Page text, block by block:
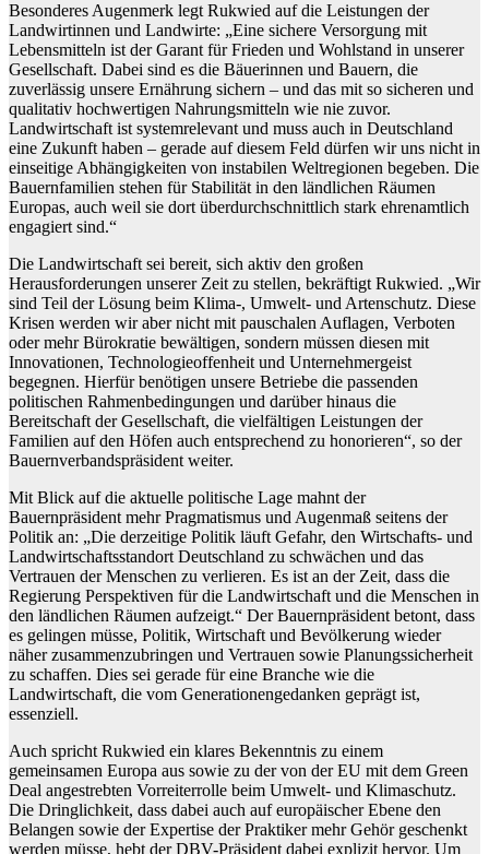
Besonderes Augenmerk legt Rukwied auf die Leistungen der
Landwirtinnen und Landwirte: „Eine sichere Versorgung mit
Lebensmitteln ist der Garant für Frieden und Wohlstand in unserer
Gesellschaft. Dabei sind es die Bäuerinnen und Bauern, die
zuverlässig unsere Ernährung sichern – und das mit so sicheren und
qualitativ hochwertigen Nahrungsmitteln wie nie zuvor.
Landwirtschaft ist systemrelevant und muss auch in Deutschland
eine Zukunft haben – gerade auf diesem Feld dürfen wir uns nicht in
einseitige Abhängigkeiten von instabilen Weltregionen begeben. Die
Bauernfamilien stehen für Stabilität in den ländlichen Räumen
Europas, auch weil sie dort überdurchschnittlich stark ehrenamtlich
engagiert sind.“
Die Landwirtschaft sei bereit, sich aktiv den großen
Herausforderungen unserer Zeit zu stellen, bekräftigt Rukwied. „Wir
sind Teil der Lösung beim Klima-, Umwelt- und Artenschutz. Diese
Krisen werden wir aber nicht mit pauschalen Auflagen, Verboten
oder mehr Bürokratie bewältigen, sondern müssen diesen mit
Innovationen, Technologieoffenheit und Unternehmergeist
begegnen. Hierfür benötigen unsere Betriebe die passenden
politischen Rahmenbedingungen und darüber hinaus die
Bereitschaft der Gesellschaft, die vielfältigen Leistungen der
Familien auf den Höfen auch entsprechend zu honorieren“, so der
Bauernverbandspräsident weiter.
Mit Blick auf die aktuelle politische Lage mahnt der
Bauernpräsident mehr Pragmatismus und Augenmaß seitens der
Politik an: „Die derzeitige Politik läuft Gefahr, den Wirtschafts- und
Landwirtschaftsstandort Deutschland zu schwächen und das
Vertrauen der Menschen zu verlieren. Es ist an der Zeit, dass die
Regierung Perspektiven für die Landwirtschaft und die Menschen in
den ländlichen Räumen aufzeigt.“ Der Bauernpräsident betont, dass
es gelingen müsse, Politik, Wirtschaft und Bevölkerung wieder
näher zusammenzubringen und Vertrauen sowie Planungssicherheit
zu schaffen. Dies sei gerade für eine Branche wie die
Landwirtschaft, die vom Generationengedanken geprägt ist,
essenziell.
Auch spricht Rukwied ein klares Bekenntnis zu einem
gemeinsamen Europa aus sowie zu der von der EU mit dem Green
Deal angestrebten Vorreiterrolle beim Umwelt- und Klimaschutz.
Die Dringlichkeit, dass dabei auch auf europäischer Ebene den
Belangen sowie der Expertise der Praktiker mehr Gehör geschenkt
werden müsse, hebt der DBV-Präsident dabei explizit hervor. Um